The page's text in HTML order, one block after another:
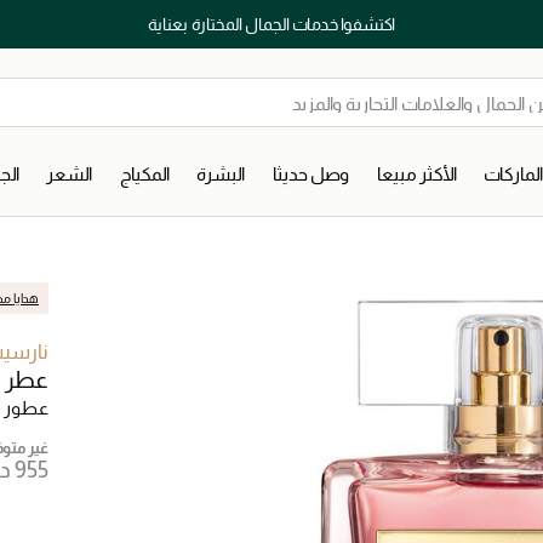
اكتشفوا خدمات الجمال المختارة بعناية
الماركات الأكثر مبيعا وصل حديثا البشرة المكياج الشعر
هدايا
عطر
عطور
غير